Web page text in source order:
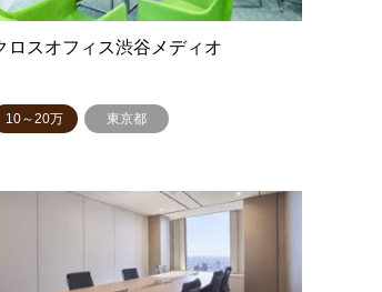
ロスオフィス渋谷メディオ
10～20万 東京都